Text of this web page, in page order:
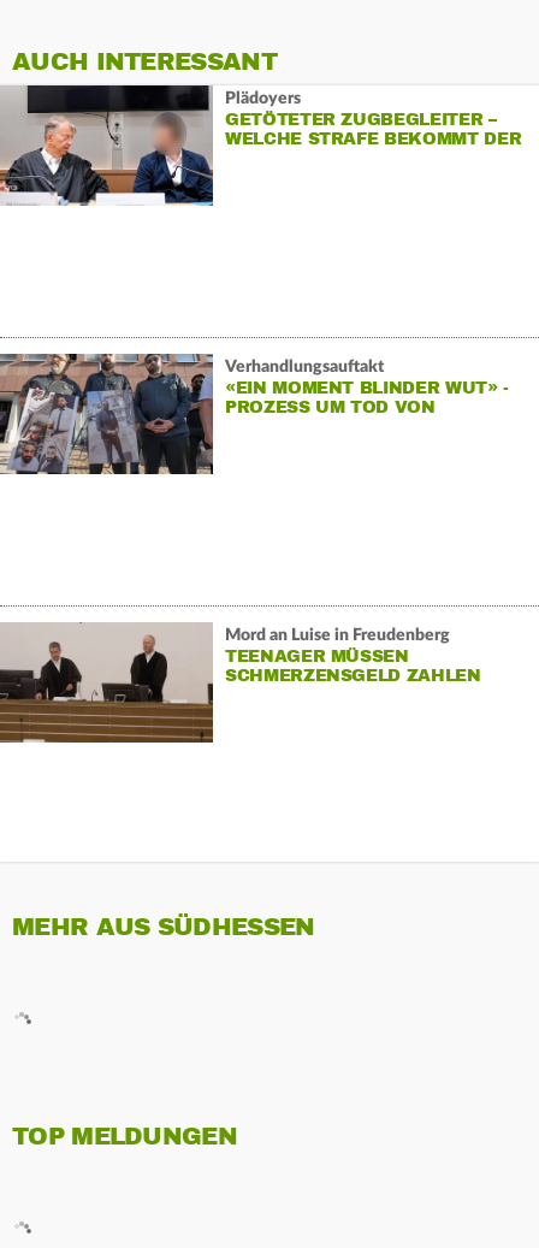
AUCH INTERESSANT
Plädoyers
GETÖTETER ZUGBEGLEITER –
WELCHE STRAFE BEKOMMT DER
Verhandlungsauftakt
«EIN MOMENT BLINDER WUT» -
PROZESS UM TOD VON
Mord an Luise in Freudenberg
TEENAGER MÜSSEN
SCHMERZENSGELD ZAHLEN
MEHR AUS SÜDHESSEN
TOP MELDUNGEN